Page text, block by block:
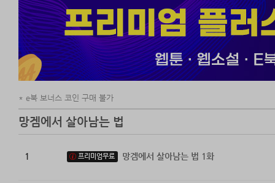
e북 보너스 코인 구매 불가
망겜에서 살아남는 법
1 프리미엄무료 망겜에서 살아남는 법 1화